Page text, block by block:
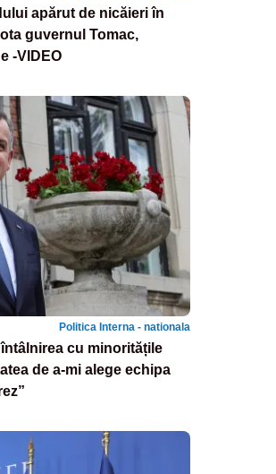
apărut de nicăieri în
guvernul Tomac,
-VIDEO
Politica Interna - nationala
cu minoritățile
de a-mi alege echipa